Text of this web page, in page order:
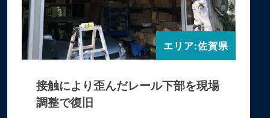
エリア:佐賀県
接触により歪んだレール下部を現場
調整で復旧